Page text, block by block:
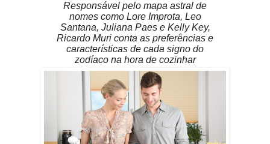
Responsável pelo mapa astral de
nomes como Lore Improta, Leo
Santana, Juliana Paes e Kelly Key,
Ricardo Muri conta as preferências e
características de cada signo do
zodíaco na hora de cozinhar